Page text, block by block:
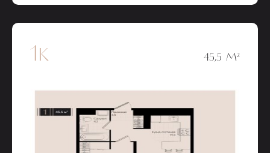
1к 45,5 М²